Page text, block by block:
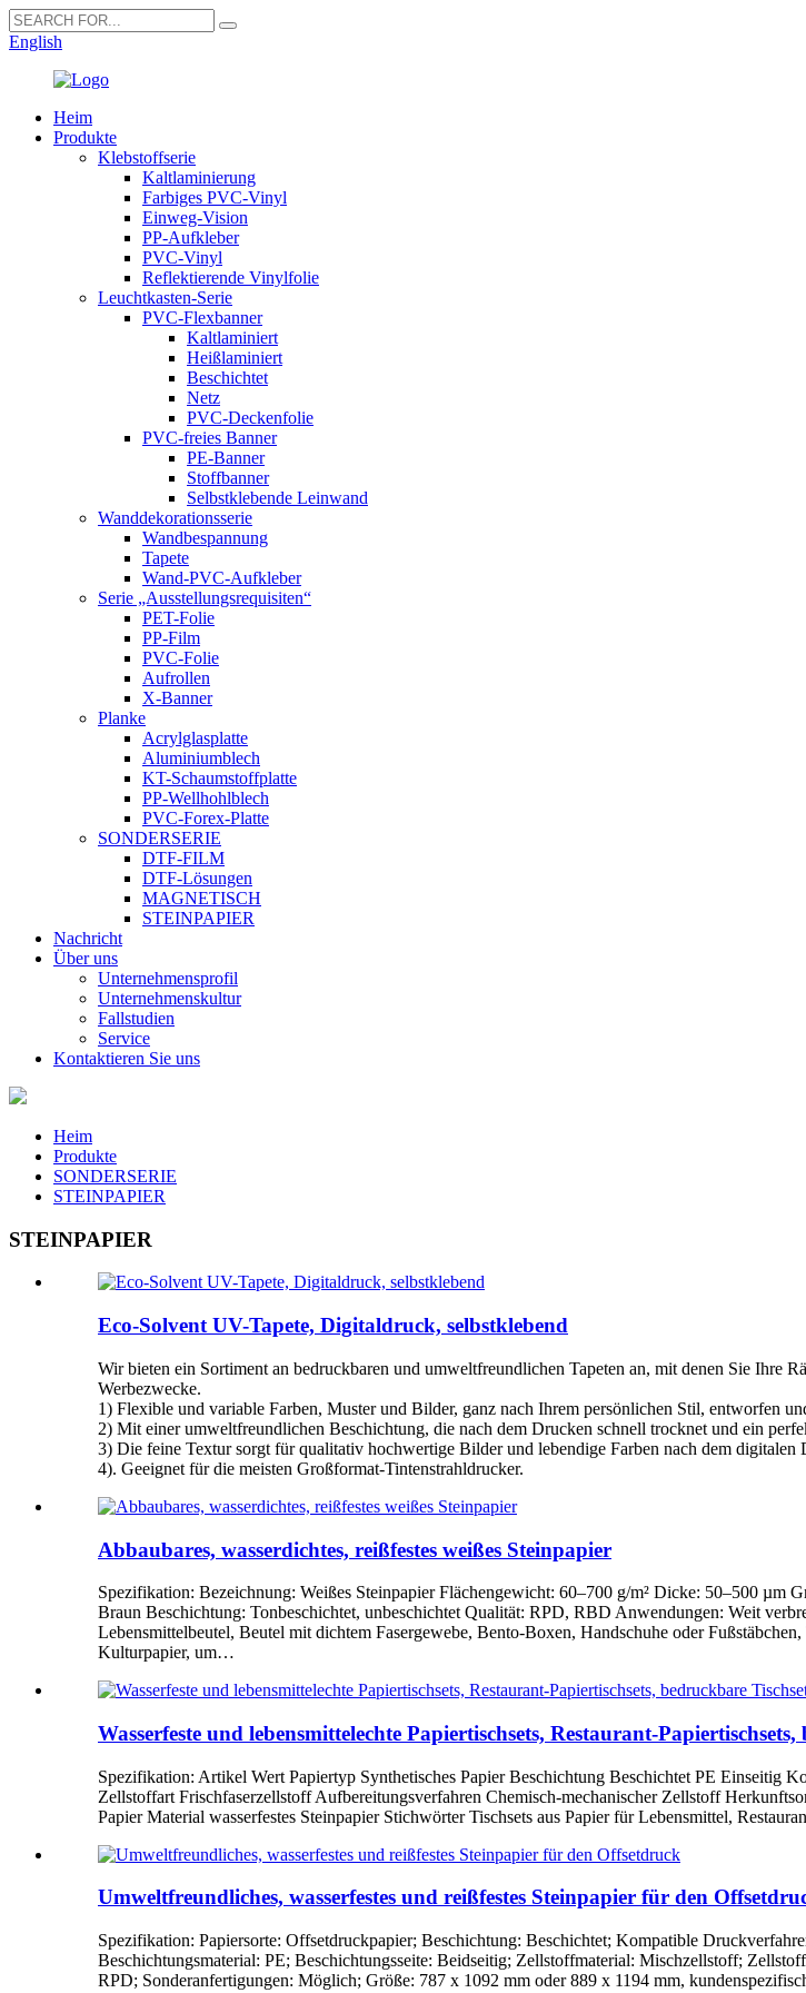
English
Heim
Produkte
Klebstoffserie
Kaltlaminierung
Farbiges PVC-Vinyl
Einweg-Vision
PP-Aufkleber
PVC-Vinyl
Reflektierende Vinylfolie
Leuchtkasten-Serie
PVC-Flexbanner
Kaltlaminiert
Heißlaminiert
Beschichtet
Netz
PVC-Deckenfolie
PVC-freies Banner
PE-Banner
Stoffbanner
Selbstklebende Leinwand
Wanddekorationsserie
Wandbespannung
Tapete
Wand-PVC-Aufkleber
Serie „Ausstellungsrequisiten“
PET-Folie
PP-Film
PVC-Folie
Aufrollen
X-Banner
Planke
Acrylglasplatte
Aluminiumblech
KT-Schaumstoffplatte
PP-Wellhohlblech
PVC-Forex-Platte
SONDERSERIE
DTF-FILM
DTF-Lösungen
MAGNETISCH
STEINPAPIER
Nachricht
Über uns
Unternehmensprofil
Unternehmenskultur
Fallstudien
Service
Kontaktieren Sie uns
Heim
Produkte
SONDERSERIE
STEINPAPIER
STEINPAPIER
Eco-Solvent UV-Tapete, Digitaldruck, selbstklebend
Wir bieten ein Sortiment an bedruckbaren und umweltfreundlichen Tapeten an, mit denen Sie Ihre
Werbezwecke.
1) Flexible und variable Farben, Muster und Bilder, ganz nach Ihrem persönlichen Stil, entworfen
2) Mit einer umweltfreundlichen Beschichtung, die nach dem Drucken schnell trocknet und ein
3) Die feine Textur sorgt für qualitativ hochwertige Bilder und lebendige Farben nach dem digitalen
4). Geeignet für die meisten Großformat-Tintenstrahldrucker.
Abbaubares, wasserdichtes, reißfestes weißes Steinpapier
Spezifikation: Bezeichnung: Weißes Steinpapier Flächengewicht: 60–700 g/m² Dicke: 50–500 µm
Braun Beschichtung: Tonbeschichtet, unbeschichtet Qualität: RPD, RBD Anwendungen: Weit
Lebensmittelbeutel, Beutel mit dichtem Fasergewebe, Bento-Boxen, Handschuhe oder
Kulturpapier, um…
Wasserfeste und lebensmittelechte Papiertischsets, Restaurant-
Spezifikation: Artikel Wert Papiertyp Synthetisches Papier Beschichtung Beschichtet PE Einseitig
Zellstoffart Frischfaserzellstoff Aufbereitungsverfahren Chemisch-mechanischer Zellstoff
Papier Material wasserfestes Steinpapier Stichwörter Tischsets aus Papier für Lebensmittel,
Umweltfreundliches, wasserfestes und reißfestes Steinpapier für den
Spezifikation: Papiersorte: Offsetdruckpapier; Beschichtung: Beschichtet; Kompatible
Beschichtungsmaterial: PE; Beschichtungsseite: Beidseitig; Zellstoffmaterial: Mischzellstoff;
RPD; Sonderanfertigungen: Möglich; Größe: 787 x 1092 mm oder 889 x 1194 mm,